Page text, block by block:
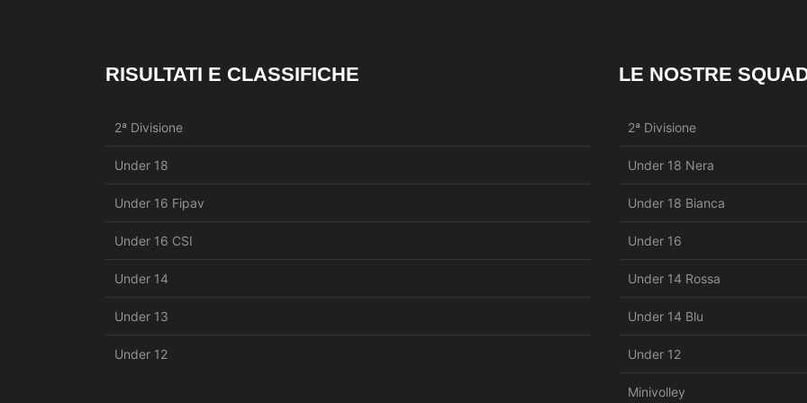
RISULTATI E CLASSIFICHE
2ª Divisione
Under 18
Under 16 Fipav
Under 16 CSI
Under 14
Under 13
Under 12
LE NOSTRE
2ª Divisione
Under 18 Nera
Under 18 Bianca
Under 16
Under 14 Rossa
Under 14 Blu
Under 12
Minivolley